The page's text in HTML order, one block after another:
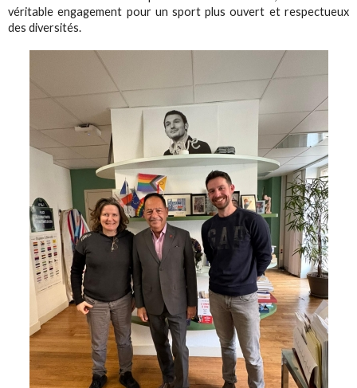
véritable engagement pour un sport plus ouvert et respectueux
des diversités.